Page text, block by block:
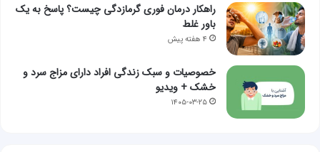
راهکار درمان فوری گرمازدگی چیست؟ پاسخ به یک
باور غلط
۴ هفته پیش
خصوصیات و سبک زندگی افراد دارای مزاج سرد و
خشک + ویدیو
۱۴۰۵-۰۳-۲۵